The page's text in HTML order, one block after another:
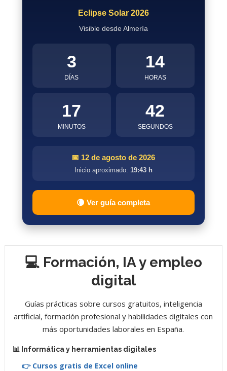
Eclipse Solar 2026
Visible desde Almería
3
DÍAS
14
HORAS
17
MINUTOS
41
SEGUNDOS
📅 12 de agosto de 2026
Inicio aproximado: 19:43 h
🌘 Ver guía completa
💻 Formación, IA y empleo
digital
Guías prácticas sobre cursos gratuitos, inteligencia
artificial, formación profesional y habilidades digitales con
más oportunidades laborales en España.
📊 Informática y herramientas digitales
👉 Cursos gratis de Excel online